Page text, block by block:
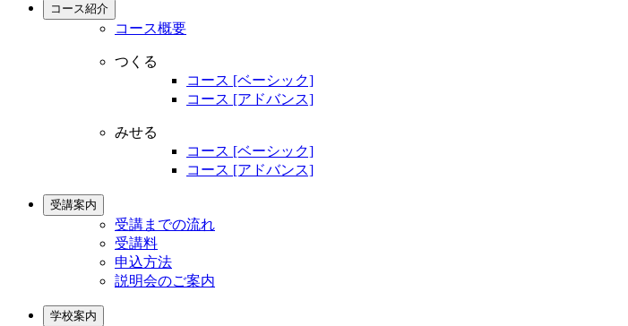
コース紹介
コース概要
つくる
コース [ベーシック]
コース [アドバンス]
みせる
コース [ベーシック]
コース [アドバンス]
受講案内
受講までの流れ
受講料
申込方法
説明会のご案内
学校案内